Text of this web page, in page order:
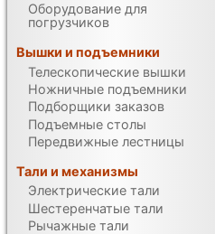
Оборудование для
погрузчиков
Вышки и подъемники
Телескопические вышки
Ножничные подъемники
Подборщики заказов
Подъемные столы
Передвижные лестницы
Тали и механизмы
Электрические тали
Шестеренчатые тали
Рычажные тали